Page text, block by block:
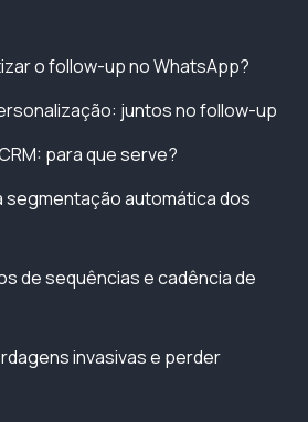
o follow-up no WhatsApp?
juntos no follow-up
para que serve?
segmentação automática dos
de sequências e cadência de
invasivas e perder